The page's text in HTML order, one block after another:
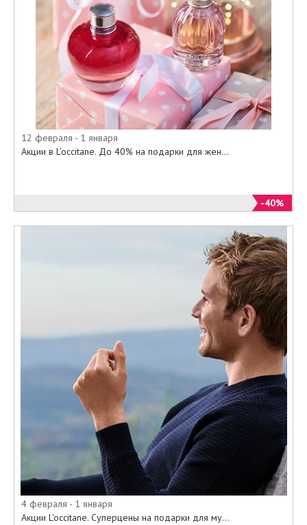
12 февраля - 1 января
Акции в L'occitane. До 40% на подарки для жен...
-40%
4 февраля - 1 января
Акции L'occitane. Суперцены на подарки для му...